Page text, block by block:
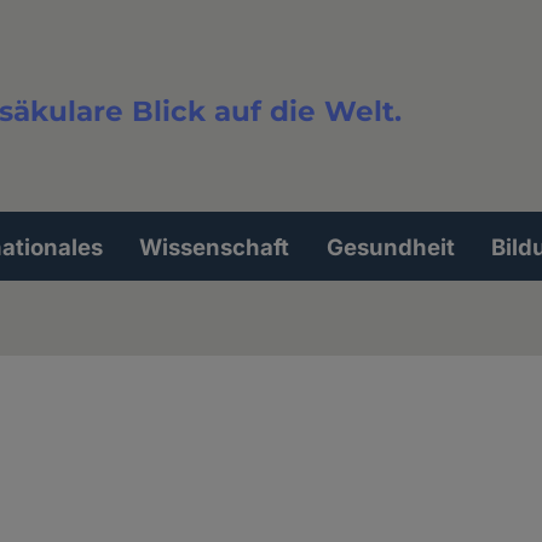
Blick auf die Welt.
Wissenschaft Gesundheit